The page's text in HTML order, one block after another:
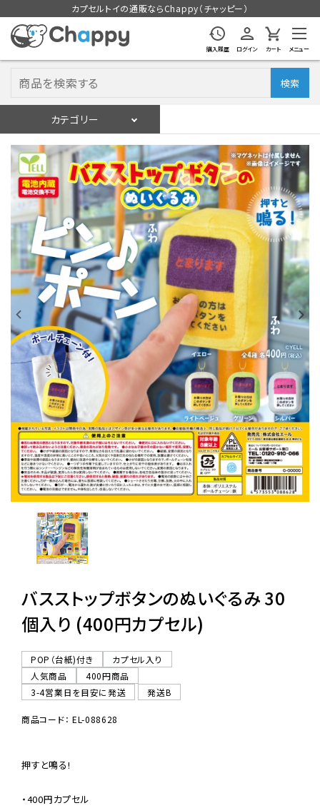
カプセルトイの通販ならChappy（チャッピー）
購入履歴 ログイン カート メニュー
検索
カテゴリー
ログイン 会員登録
入荷スケジュールをチェック
カプセルトイマシン本体
カプセルトイ
販促用空カプセル
レンタル
景品・玩具・文具
販促用カプセルトイ
よくあるご質問
06-6282-7659
バスストップボタンのぬいぐるみ 30
個入り (400円カプセル)
POP（台紙)付き
カプセル入り
人気商品
400円商品
3-4営業日を目安に発送
発送B
商品コード： EL-088628
押すと鳴る!
・400円カプセル